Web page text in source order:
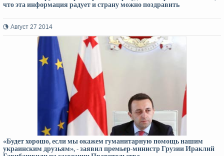
что эта информация радует и страну можно поздравить
Август 27 2014
«Будет хорошо, если мы окажем гуманитарную помощь нашим
украинским друзьям», - заявил премьер-министр Грузии Ираклий